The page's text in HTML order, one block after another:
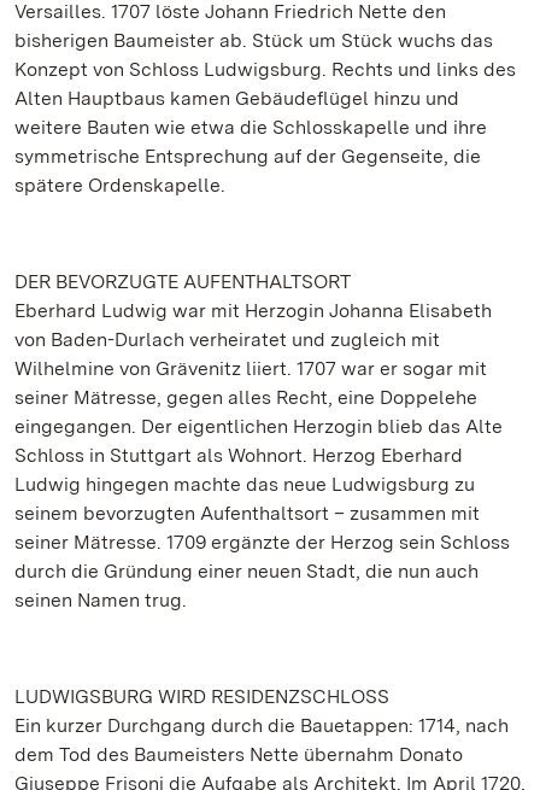
Versailles. 1707 löste Johann Friedrich Nette den
bisherigen Baumeister ab. Stück um Stück wuchs das
Konzept von Schloss Ludwigsburg. Rechts und links des
Alten Hauptbaus kamen Gebäudeflügel hinzu und
weitere Bauten wie etwa die Schlosskapelle und ihre
symmetrische Entsprechung auf der Gegenseite, die
spätere Ordenskapelle.
DER BEVORZUGTE AUFENTHALTSORT
Eberhard Ludwig war mit Herzogin Johanna Elisabeth
von Baden-Durlach verheiratet und zugleich mit
Wilhelmine von Grävenitz liiert. 1707 war er sogar mit
seiner Mätresse, gegen alles Recht, eine Doppelehe
eingegangen. Der eigentlichen Herzogin blieb das Alte
Schloss in Stuttgart als Wohnort. Herzog Eberhard
Ludwig hingegen machte das neue Ludwigsburg zu
seinem bevorzugten Aufenthaltsort – zusammen mit
seiner Mätresse. 1709 ergänzte der Herzog sein Schloss
durch die Gründung einer neuen Stadt, die nun auch
seinen Namen trug.
LUDWIGSBURG WIRD RESIDENZSCHLOSS
Ein kurzer Durchgang durch die Bauetappen: 1714, nach
dem Tod des Baumeisters Nette übernahm Donato
Giuseppe Frisoni die Aufgabe als Architekt. Im April 1720,